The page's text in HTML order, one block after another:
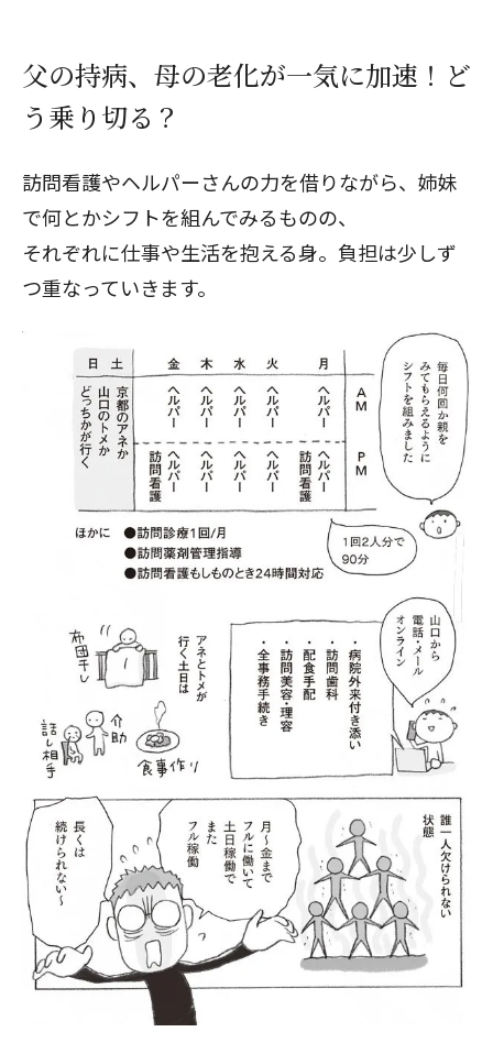
父の持病、母の老化が一気に加速！ど
う乗り切る？
訪問看護やヘルパーさんの力を借りながら、姉妹
で何とかシフトを組んでみるものの、
それぞれに仕事や生活を抱える身。負担は少しず
つ重なっていきます。